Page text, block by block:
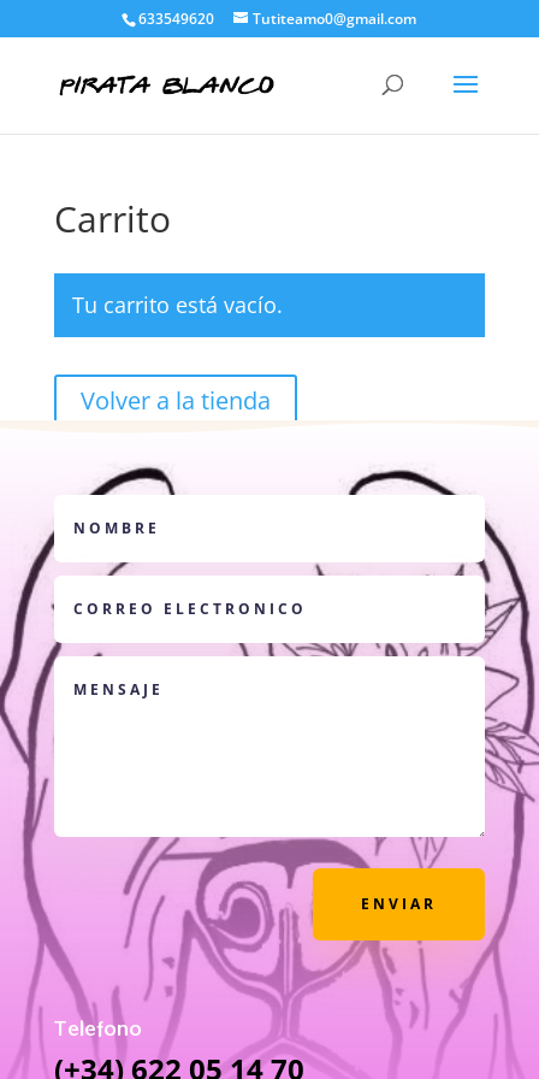
633549620 Tutiteamo0@gmail.com
Carrito
Tu carrito está vacío.
Volver a la tienda
ENVIAR
Telefono
(+34) 622 05 14 70